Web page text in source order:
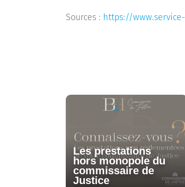
Sources : https://
Les prestations
hors monopole du
commissaire de
Justice